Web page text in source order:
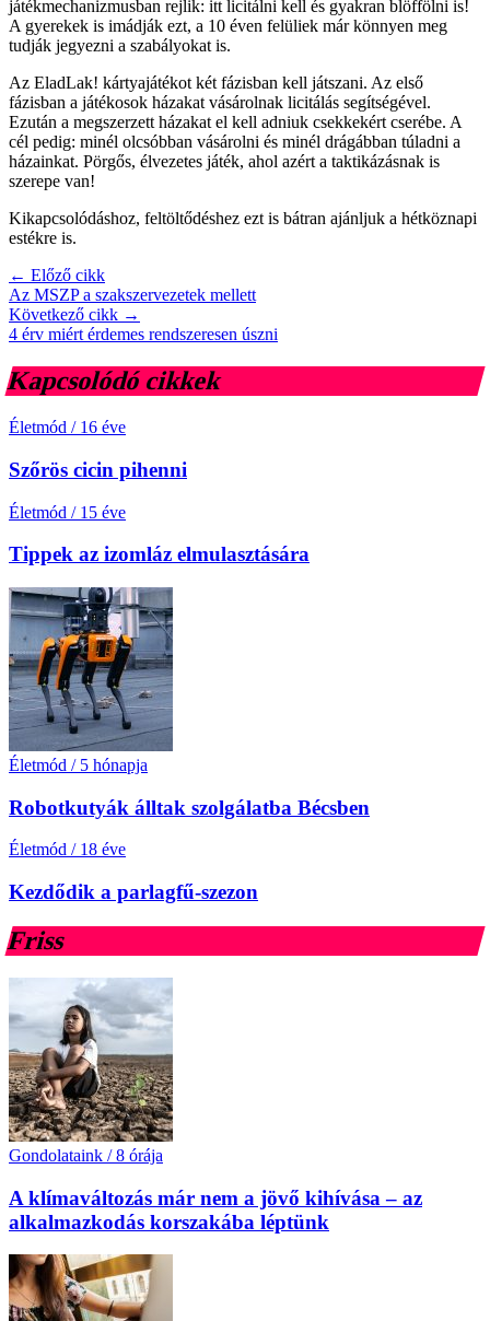
játékmechanizmusban rejlik: itt licitálni kell és gyakran blöffölni is!
A gyerekek is imádják ezt, a 10 éven felüliek már könnyen meg
tudják jegyezni a szabályokat is.
Az EladLak! kártyajátékot két fázisban kell játszani. Az első
fázisban a játékosok házakat vásárolnak licitálás segítségével.
Ezután a megszerzett házakat el kell adniuk csekkekért cserébe. A
cél pedig: minél olcsóbban vásárolni és minél drágábban túladni a
házainkat. Pörgős, élvezetes játék, ahol azért a taktikázásnak is
szerepe van!
Kikapcsolódáshoz, feltöltődéshez ezt is bátran ajánljuk a hétköznapi
estékre is.
← Előző cikk
Az MSZP a szakszervezetek mellett
Következő cikk →
4 érv miért érdemes rendszeresen úszni
Kapcsolódó cikkek
Életmód / 16 éve
Szőrös cicin pihenni
Életmód / 15 éve
Tippek az izomláz elmulasztására
Életmód / 5 hónapja
Robotkutyák álltak szolgálatba Bécsben
Életmód / 18 éve
Kezdődik a parlagfű-szezon
Friss
Gondolataink / 8 órája
A klímaváltozás már nem a jövő kihívása – az
alkalmazkodás korszakába léptünk